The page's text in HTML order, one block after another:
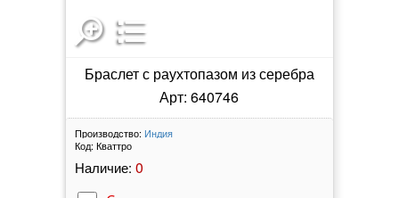
Браслет с раухтопазом из серебра
Арт: 640746
Производство: Индия
Код: Кваттро
Наличие: 0